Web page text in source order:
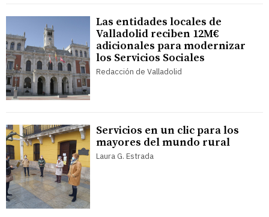
Las entidades locales de
Valladolid reciben 12M€
adicionales para modernizar
los Servicios Sociales
Redacción de Valladolid
Servicios en un clic para los
mayores del mundo rural
Laura G. Estrada